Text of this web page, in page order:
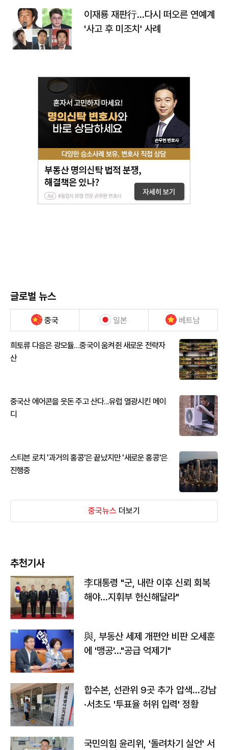
이재룡 재판行…다시 떠오른 연예계
'사고 후 미조치' 사례
글로벌 뉴스
중국 일본 베트남
희토류 다음은 광모듈…중국이 움켜쥔 새로운 전략자
산
중국산 에어콘을 웃돈 주고 산다...유럽 열광시킨 메이
디
스티븐 로치 '과거의 홍콩'은 끝났지만 '새로운 홍콩'은
진행중
중국뉴스 더보기
추천기사
李대통령 "군, 내란 이후 신뢰 회복
해야…지휘부 헌신해달라"
與, 부동산 세제 개편안 비판 오세훈
에 '맹공'…"공급 억제기"
합수본, 선관위 9곳 추가 압색…강남
·서초도 '투표율 허위 입력' 정황
국민의힘 윤리위, '돌려차기 실언' 서